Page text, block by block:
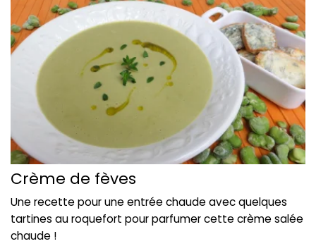
Crème de fèves
Une recette pour une entrée chaude avec quelques
tartines au roquefort pour parfumer cette crème salée
chaude !